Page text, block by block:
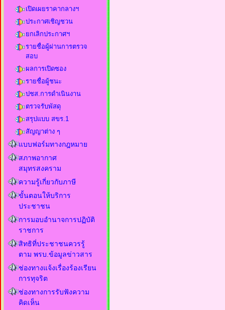
เปิดเผยราคากลางฯ
ประกาศเชิญชวน
ยกเลิกประกาศฯ
รายชื่อผู้ผ่านการตรวจ
สอบ
ผลการเปิดซอง
รายชื่อผู้ชนะ
ปชส.การดำเนินงาน
ตรวจรับพัสดุ
สรุปแบบ สขร.1
สัญญาต่าง ๆ
แบบฟอร์มทางกฎหมาย
สภาพอากาศ
สมุทรสงคราม
ความรู้เกี่ยวกับภาษี
ขั้นตอนให้บริการ
ประชาชน
การมอบอำนาจการปฏิบัติ
ราชการ
สิทธิที่ประชาชนควรรู้
ตาม พรบ.ข้อมูลข่าวสาร
ช่องทางแจ้งเรื่องร้องเรียน
การทุจริต
ช่องทางการรับฟังความ
คิดเห็น